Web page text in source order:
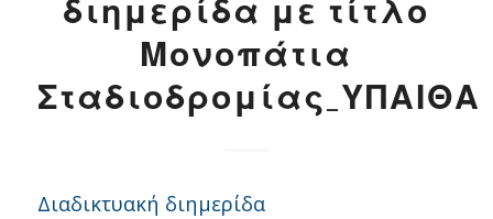
διημερίδα με τίτλο
Μονοπάτια
Σταδιοδρομίας_ΥΠΑΙΘΑ
Διαδικτυακή διημερίδα